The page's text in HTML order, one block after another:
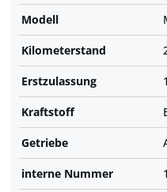
Modell
Kilometer­stand
Erst­zulassung
Kraftstoff
Getriebe
interne Nummer